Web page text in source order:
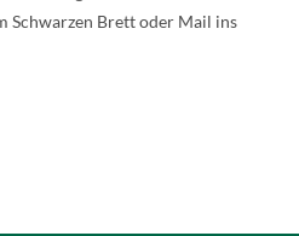
Schwarzen Brett oder Mail ins